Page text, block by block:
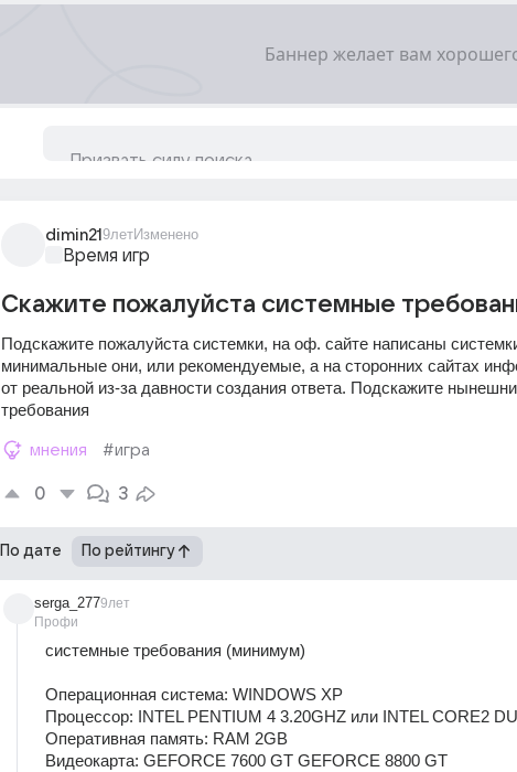
dimin21 9летИзменено
Время игр
Скажите пожалуйста системные
Подскажите пожалуйста системки, на оф. сайте написаны
минимальные они, или рекомендуемые, а на сторонних сайтах
от реальной из-за давности создания ответа. Подскажите
требования
мнения #игра
0 3
По дате По рейтингу
serga_277
Профи
9лет
системные требования (минимум)
Операционная система: WINDOWS XP
Процессор: INTEL PENTIUM 4 3.20GHZ или INTEL CORE2
Оперативная память: RAM 2GB
Видеокарта: GEFORCE 7600 GT GEFORCE 8800 GT